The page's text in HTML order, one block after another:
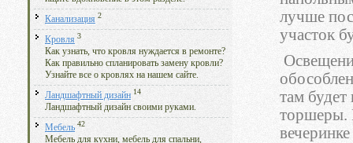
Канализация 2
Кровля 3
Как узнать, что кровля нуждается в ремонте?
Как правильно спланировать замену кровли?
Узнайте все о кровлях на нашем сайте.
Ландшафтный дизайн 14
Ландшафтный дизайн своими руками.
Мебель 42
Мебель для кухни, мебель для спальни,
лучше
участок
там
торшеры.